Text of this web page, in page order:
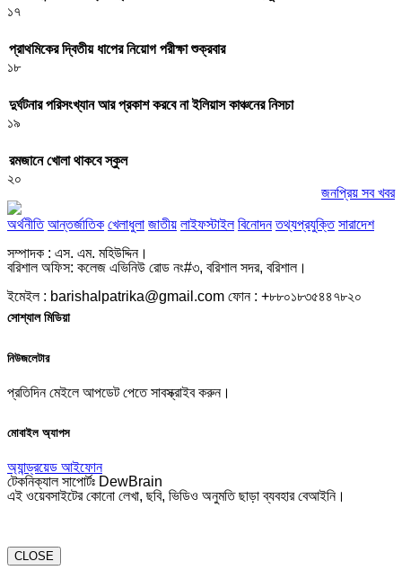
১৭
প্রাথমিকের দ্বিতীয় ধাপের নিয়োগ পরীক্ষা শুক্রবার
১৮
দুর্ঘটনার পরিসংখ্যান আর প্রকাশ করবে না ইলিয়াস কাঞ্চনের নিসচা
১৯
রমজানে খোলা থাকবে স্কুল
২০
জনপ্রিয় সব খবর
অর্থনীতি আন্তর্জাতিক খেলাধুলা জাতীয় লাইফস্টাইল বিনোদন তথ্যপ্রযুক্তি সারাদেশ
সম্পাদক : এস. এম. মহিউদ্দিন।
বরিশাল অফিস: কলেজ এভিনিউ রোড নং#৩, বরিশাল সদর, বরিশাল।
ইমেইল : barishalpatrika@gmail.com ফোন : +৮৮০১৮৩৫৪৪৭৮২০
সোশ্যাল মিডিয়া
নিউজলেটার
প্রতিদিন মেইলে আপডেট পেতে সাবস্ক্রাইব করুন।
মোবাইল অ্যাপস
অ্যান্ড্রয়েড আইফোন
টেকনিক্যাল সাপোর্টঃ DewBrain
এই ওয়েবসাইটের কোনো লেখা, ছবি, ভিডিও অনুমতি ছাড়া ব্যবহার বেআইনি।
CLOSE